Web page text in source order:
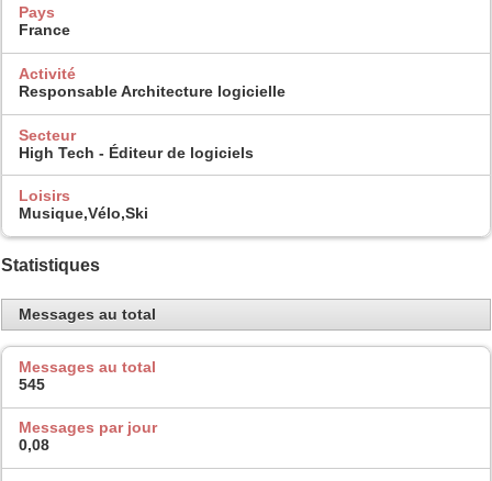
Pays
France
Activité
Responsable Architecture logicielle
Secteur
High Tech - Éditeur de logiciels
Loisirs
Musique,Vélo,Ski
Statistiques
Messages au total
Messages au total
545
Messages par jour
0,08